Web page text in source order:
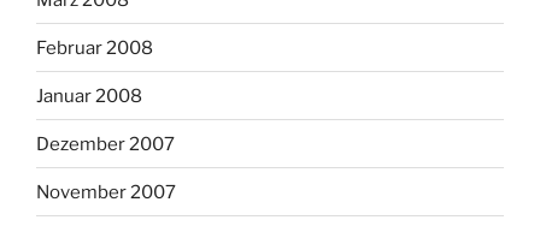
Februar 2008
Januar 2008
Dezember 2007
November 2007